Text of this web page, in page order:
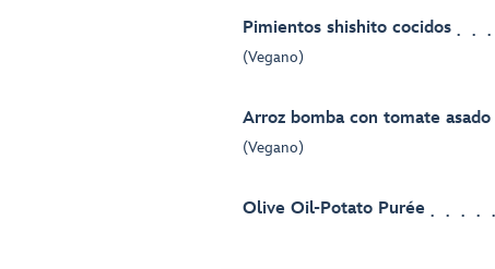
Pimientos shishito cocidos
(Vegano)
Arroz bomba con tomate asado
(Vegano)
Olive Oil-Potato Purée